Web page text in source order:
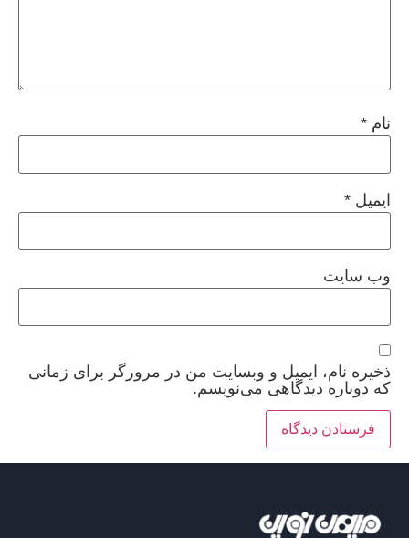
نام *
ایمیل *
وب‌ سایت
ذخیره نام، ایمیل و وبسایت من در مرورگر برای زمانی
که دوباره دیدگاهی می‌نویسم.